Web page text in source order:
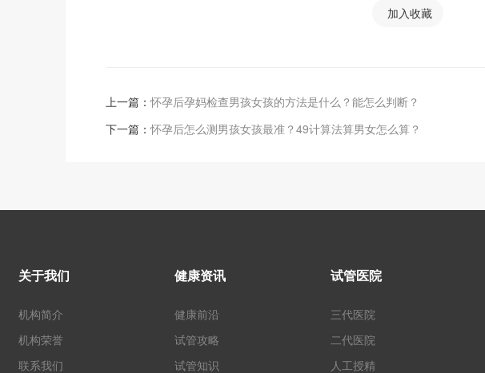
加入收藏
上一篇：怀孕后孕妈检查男孩女孩的方法是什么？能怎么判断？
下一篇：怀孕后怎么测男孩女孩最准？49计算法算男女怎么算？
关于我们
机构简介
机构荣誉
联系我们
健康资讯
健康前沿
试管攻略
试管知识
试管医院
三代医院
二代医院
人工授精